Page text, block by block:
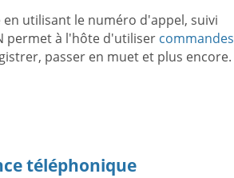
utilisant le numéro d'appel, suivi
permet à l'hôte d'utiliser commandes
passer en muet et plus encore.
téléphonique